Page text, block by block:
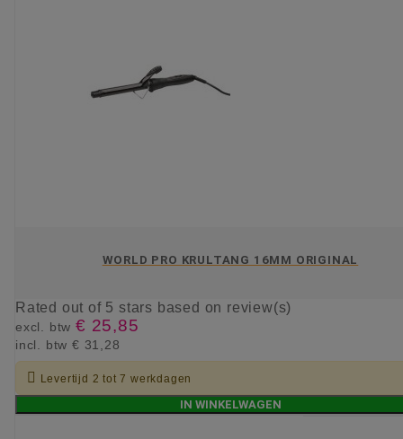
WORLD PRO KRULTANG 16MM ORIGINAL
Rated out of 5 stars based on review(s)
excl. btw € 25,85
incl. btw € 31,28
 Levertijd 2 tot 7 werkdagen
IN WINKELWAGEN